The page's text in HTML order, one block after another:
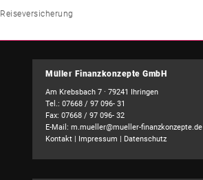
Reiseversicherung
Müller Finanzkonzepte GmbH
Am Krebsbach 7 · 79241 Ihringen
Tel.: 07668 / 97 096- 31
Fax: 07668 / 97 096- 32
E-Mail:m.mueller@mueller-finanzkonzepte.de
Kontakt | Impressum | Datenschutz